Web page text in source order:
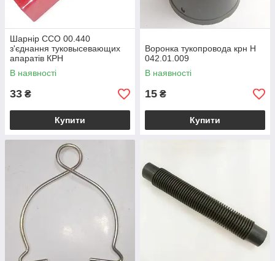
Шарнір ССО 00.440
з'єднання туковысевающих
апаратів КРН
В наявності
33 ₴
Купити
Воронка тукопровода крн Н
042.01.009
В наявності
15 ₴
Купити